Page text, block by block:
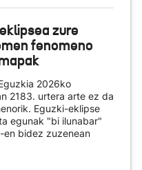
zure
fenomeno
2026ko
2183. urtera arte ez da
Eguzki-eklipse
egunak "bi ilunabar"
en bidez zuzenean